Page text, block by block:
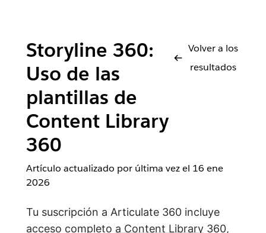
Storyline 360:
Uso de las
plantillas de
Content Library
360
Volver a los
resultados
Artículo actualizado por última vez el 16 ene
2026
Tu suscripción a Articulate 360 incluye
acceso completo a Content Library 360,